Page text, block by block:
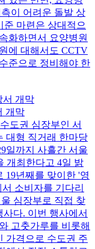
이 어려운 돌발 상
준 마련은 상대적으
화하면서 요양병원
에 대해서도 CCTV
준으로 정비해야 한
개막
도권 심장부인 서
대형 직거래 한마당
일까지 사흘간 서울
개최한다고 4일 밝
19년째를 맞이한 '영
소비자를 기다리
심장부로 직접 찾
다. 이번 행사에서
고춧가루를 비롯해
가격으로 수도권 주